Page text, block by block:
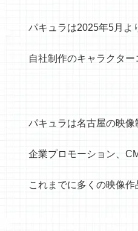
パキュラは2025年5月よ
自社制作のキャラクター
パキュラは名古屋の映像
企業プロモーション、
これまでに多くの映像